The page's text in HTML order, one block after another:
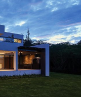
El Despertar de la Calidez: Acabados Dorados de FV para Elevar tu Espacio